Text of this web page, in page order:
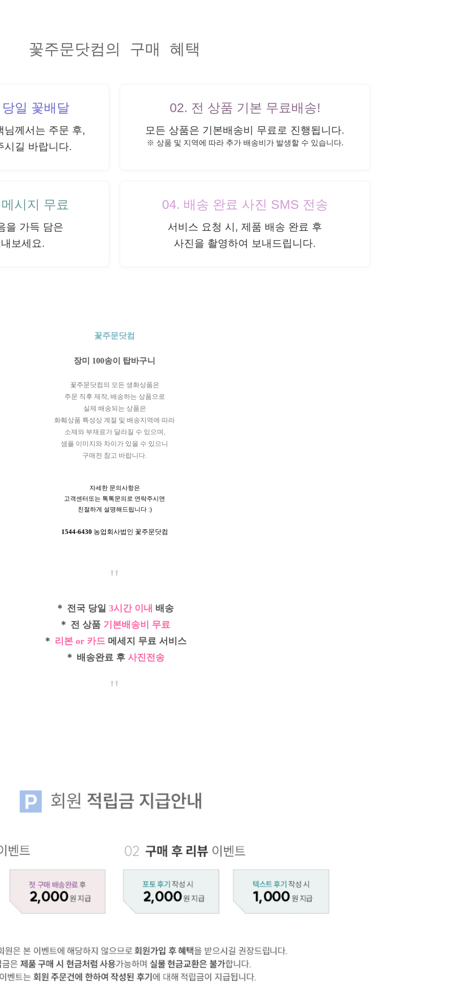
꽃주문닷컴의 구매 혜택
일 꽃배달
님께서는 주문 후,
시길 바랍니다.
02. 전 상품 기본 무료배송!
모든 상품은 기본배송비 무료로 진행됩니다.
※ 상품 및 지역에 따라 추가 배송비가 발생할 수 있습니다.
시지 무료
을 가득 담은
보세요.
04. 배송 완료 사진 SMS 전송
서비스 요청 시, 제품 배송 완료 후
사진을 촬영하여 보내드립니다.
꽃주문닷컴
장미 100송이 탑바구니
꽃주문닷컴의 모든 생화상품은
주문 직후 제작, 배송하는 상품으로
실제 배송되는 상품은
화훼상품 특성상 계절 및 배송지역에 따라
소재와 부재료가 달라질 수 있으며,
샘플 이미지와 차이가 있을 수 있으니
구매전 참고 바랍니다.
자세한 문의사항은
고객센터또는 톡톡문의로 연락주시면
친절하게 설명해드립니다 :)
1544-6430 농업회사법인 꽃주문닷컴
"
＊ 전국 당일 3시간 이내 배송
＊ 전 상품 기본배송비 무료
＊ 리본 or 카드 메세지 무료 서비스
＊ 배송완료 후 사진전송
"